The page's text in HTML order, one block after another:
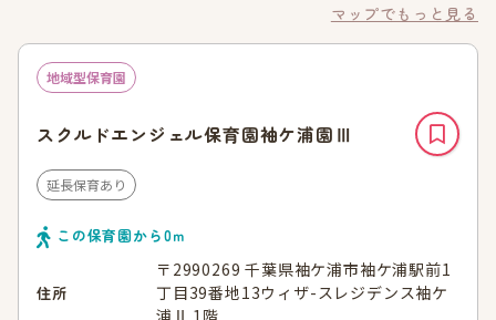
マップでもっと見る
地域型保育園
スクルドエンジェル保育園袖ケ浦園Ⅲ
延長保育あり
この保育園から0ｍ
住所
〒2990269 千葉県袖ケ浦市袖ケ浦駅前1
丁目39番地13ウィザ-スレジデンス袖ケ
浦Ⅱ 1階